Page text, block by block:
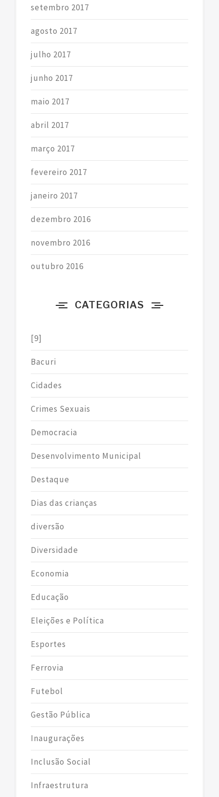
setembro 2017
agosto 2017
julho 2017
junho 2017
maio 2017
abril 2017
março 2017
fevereiro 2017
janeiro 2017
dezembro 2016
novembro 2016
outubro 2016
CATEGORIAS
[9]
Bacuri
Cidades
Crimes Sexuais
Democracia
Desenvolvimento Municipal
Destaque
Dias das crianças
diversão
Diversidade
Economia
Educação
Eleições e Política
Esportes
Ferrovia
Futebol
Gestão Pública
Inaugurações
Inclusão Social
Infraestrutura